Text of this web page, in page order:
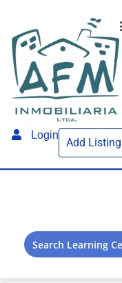
Login
Add Listing